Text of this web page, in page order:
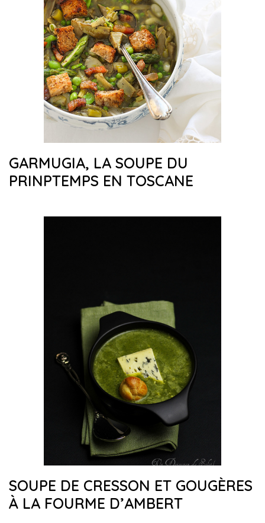
GARMUGIA, LA SOUPE DU
PRINPTEMPS EN TOSCANE
SOUPE DE CRESSON ET GOUGÈRES
À LA FOURME D’AMBERT